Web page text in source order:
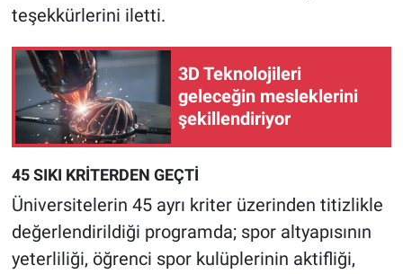
teşekkürlerini iletti.
3D Teknolojileri
geleceğin mesleklerini
şekillendiriyor
45 SIKI KRİTERDEN GEÇTİ
Üniversitelerin 45 ayrı kriter üzerinden titizlikle
değerlendirildiği programda; spor altyapısının
yeterliliği, öğrenci spor kulüplerinin aktifliği,